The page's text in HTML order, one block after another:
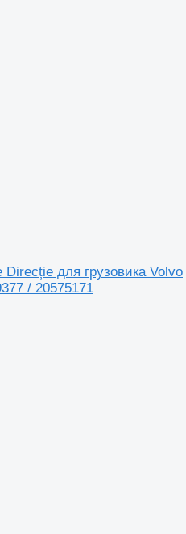
для грузовика Volvo
/ 20575171